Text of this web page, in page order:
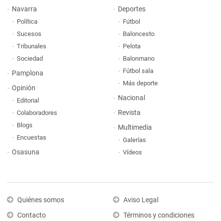
Navarra
Política
Sucesos
Tribunales
Sociedad
Pamplona
Opinión
Editorial
Colaboradores
Blogs
Encuestas
Osasuna
Deportes
Fútbol
Baloncesto
Pelota
Balonmano
Fútbol sala
Más deporte
Nacional
Revista
Multimedia
Galerías
Vídeos
Quiénes somos
Contacto
Aviso Legal
Términos y condiciones